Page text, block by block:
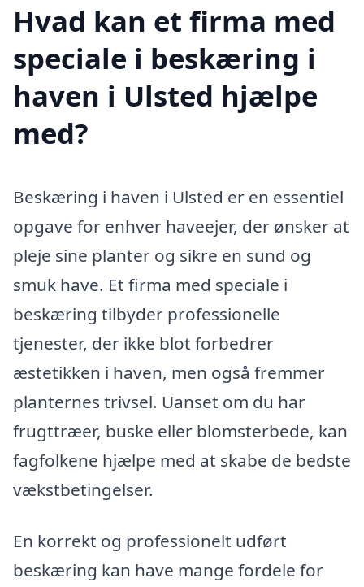
Hvad kan et firma med
speciale i beskæring i
haven i Ulsted hjælpe
med?
Beskæring i haven i Ulsted er en essentiel
opgave for enhver haveejer, der ønsker at
pleje sine planter og sikre en sund og
smuk have. Et firma med speciale i
beskæring tilbyder professionelle
tjenester, der ikke blot forbedrer
æstetikken i haven, men også fremmer
planternes trivsel. Uanset om du har
frugttræer, buske eller blomsterbede, kan
fagfolkene hjælpe med at skabe de bedste
vækstbetingelser.
En korrekt og professionelt udført
beskæring kan have mange fordele for